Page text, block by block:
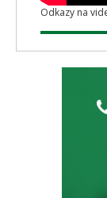
Odkazy na